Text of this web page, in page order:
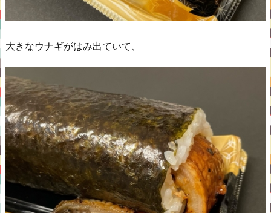
大きなウナギがはみ出ていて、